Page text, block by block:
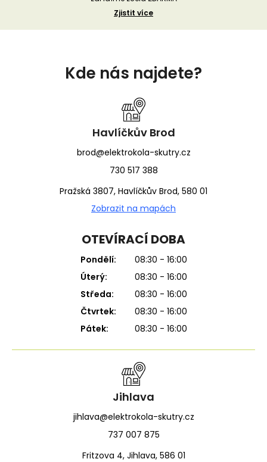
Zjistit více
Kde nás najdete?
Havlíčkův Brod
brod@elektrokola-skutry.cz
730 517 388
Pražská 3807, Havlíčkův Brod, 580 01
Zobrazit na mapách
OTEVÍRACÍ DOBA
Pondělí:
08:30 - 16:00
Úterý:
08:30 - 16:00
Středa:
08:30 - 16:00
Čtvrtek:
08:30 - 16:00
Pátek:
08:30 - 16:00
Jihlava
jihlava@elektrokola-skutry.cz
737 007 875
Fritzova 4, Jihlava, 586 01